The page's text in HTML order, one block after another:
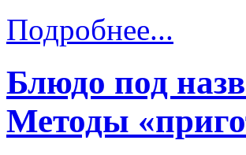
Подробнее...
Блюдо под
Методы